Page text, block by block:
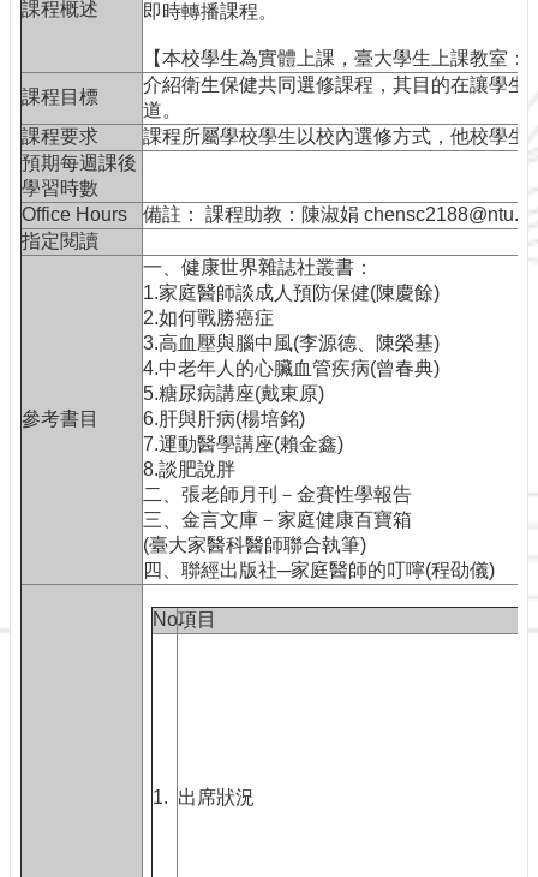
視
工
具
申
請
表
課程概述
即時轉播課程。
【本校學生為實體上課，臺大學生上課教室
課程目標
介紹衛生保健共同選修課程，其目的在讓學
道。
課程要求
課程所屬學校學生以校內選修方式，他校學
預期每週課後
學習時數
Office Hours
備註： 課程助教：陳淑娟
指定閱讀
參考書目
一、健康世界雜誌社叢書：
1.家庭醫師談成人預防保健(陳慶餘)
2.如何戰勝癌症
3.高血壓與腦中風(李源德、陳榮基)
4.中老年人的心臟血管疾病(曾春典)
5.糖尿病講座(戴東原)
6.肝與肝病(楊培銘)
7.運動醫學講座(賴金鑫)
8.談肥說胖
二、張老師月刊－金賽性學報告
三、金言文庫－家庭健康百寶箱
(臺大家醫科醫師聯合執筆)
四、聯經出版社─家庭醫師的叮嚀(程劭儀)
No.項目
1. 出席狀況